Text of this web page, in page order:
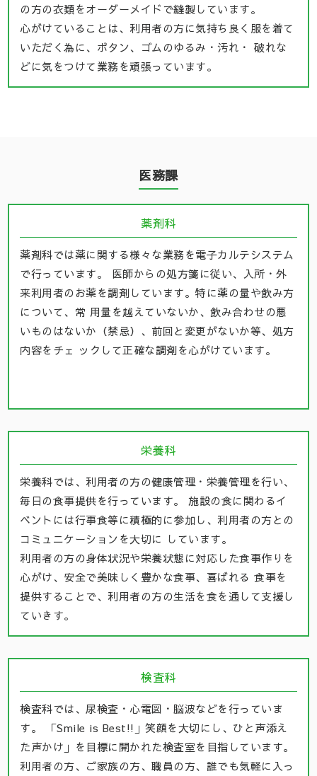
の方の衣類をオーダーメイドで縫製しています。
心がけていることは、利用者の方に気持ち良く服を着て
いただく為に、ボタン、ゴムのゆるみ・汚れ・ 破れな
どに気をつけて業務を頑張っています。
医務課
薬剤科
薬剤科では薬に関する様々な業務を電子カルテシステム
で行っています。 医師からの処方箋に従い、入所・外
来利用者のお薬を調剤しています。特に薬の量や飲み方
について、常 用量を越えていないか、飲み合わせの悪
いものはないか（禁忌）、前回と変更がないか等、処方
内容をチェ ックして正確な調剤を心がけています。
栄養科
栄養科では、利用者の方の健康管理・栄養管理を行い、
毎日の食事提供を行っています。 施設の食に関わるイ
ベントには行事食等に積極的に参加し、利用者の方との
コミュニケーションを大切に しています。
利用者の方の身体状況や栄養状態に対応した食事作りを
心がけ、安全で美味しく豊かな食事、喜ばれる 食事を
提供することで、利用者の方の生活を食を通して支援し
ていきす。
検査科
検査科では、尿検査・心電図・脳波などを行っていま
す。 「Smile is Best!!」笑顔を大切にし、ひと声添え
た声かけ」を目標に開かれた検査室を目指しています。
利用者の方、ご家族の方、職員の方、誰でも気軽に入っ